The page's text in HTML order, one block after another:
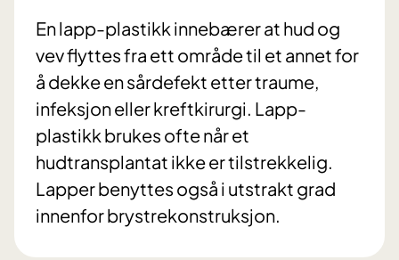
En lapp-plastikk innebærer at hud og
vev flyttes fra ett område til et annet for
å dekke en sårdefekt etter traume,
infeksjon eller kreftkirurgi. Lapp-
plastikk brukes ofte når et
hudtransplantat ikke er tilstrekkelig.
Lapper benyttes også i utstrakt grad
innenfor brystrekonstruksjon.